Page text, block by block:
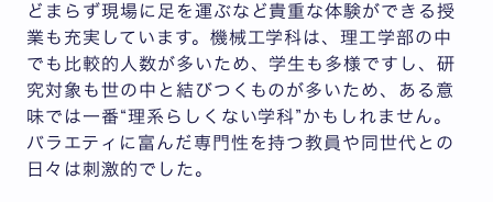
どまらず現場に足を運ぶなど貴重な体験ができる授
業も充実しています。機械工学科は、理工学部の中
でも比較的人数が多いため、学生も多様ですし、研
究対象も世の中と結びつくものが多いため、ある意
味では一番“理系らしくない学科”かもしれません。
バラエティに富んだ専門性を持つ教員や同世代との
日々は刺激的でした。